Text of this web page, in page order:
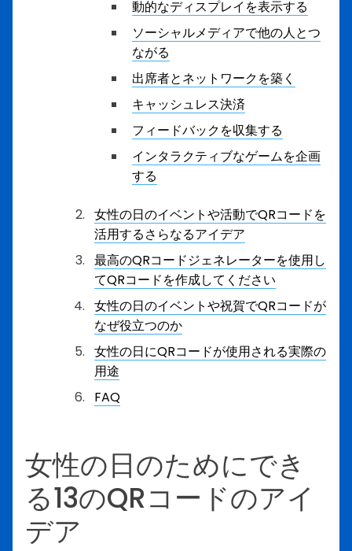
動的なディスプレイを表示する
ソーシャルメディアで他の人とつ
ながる
出席者とネットワークを築く
キャッシュレス決済
フィードバックを収集する
インタラクティブなゲームを企画
する
女性の日のイベントや活動でQRコードを
活用するさらなるアイデア
最高のQRコードジェネレーターを使用し
てQRコードを作成してください
女性の日のイベントや祝賀でQRコードが
なぜ役立つのか
女性の日にQRコードが使用される実際の
用途
FAQ
女性の日のためにでき
る13のQRコードのアイ
デア